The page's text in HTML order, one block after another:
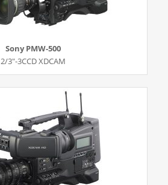
Sony PMW-500
2/3″-3CCD XDCAM